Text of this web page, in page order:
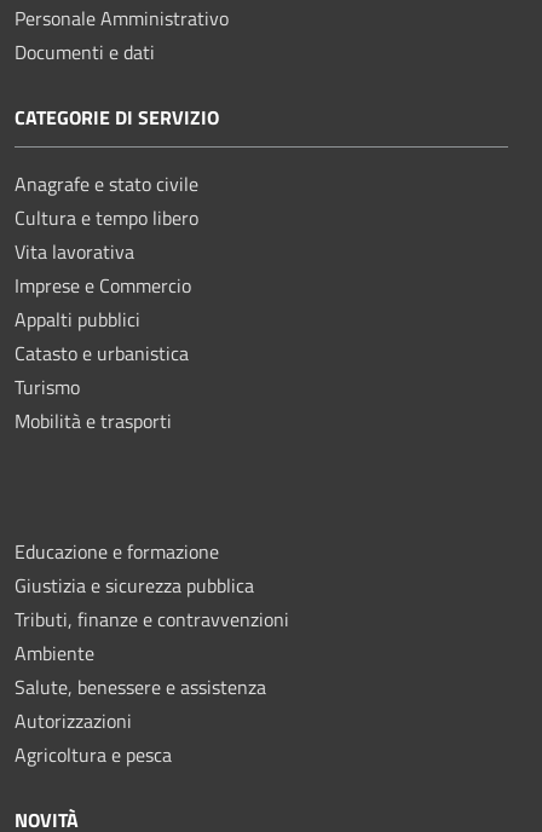
Personale Amministrativo
Documenti e dati
CATEGORIE DI SERVIZIO
Anagrafe e stato civile
Cultura e tempo libero
Vita lavorativa
Imprese e Commercio
Appalti pubblici
Catasto e urbanistica
Turismo
Mobilità e trasporti
Educazione e formazione
Giustizia e sicurezza pubblica
Tributi, finanze e contravvenzioni
Ambiente
Salute, benessere e assistenza
Autorizzazioni
Agricoltura e pesca
NOVITÀ